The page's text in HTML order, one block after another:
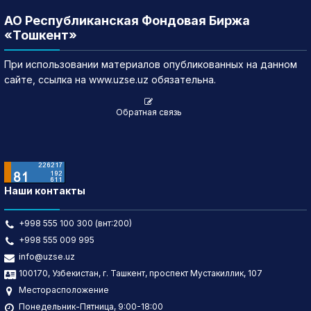
АО Республиканская Фондовая Биржа
«Тошкент»
При использовании материалов опубликованных на данном
сайте, ссылка на www.uzse.uz обязательна.
Обратная связь
Наши контакты
+998 555 100 300 (внт:200)
+998 555 009 995
info@uzse.uz
100170, Узбекистан, г. Ташкент, проспект Мустакиллик, 107
Месторасположение
Понедельник-Пятница, 9:00-18:00